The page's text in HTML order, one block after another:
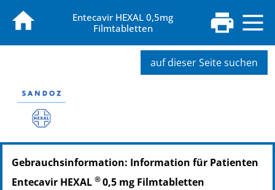
Entecavir HEXAL 0,5mg
Filmtabletten
auf dieser Seite suchen
PZN: 12422798
PPN: 111242279839
NTIN: 04150124227985
Gebrauchsinformation: Information für Patienten
Entecavir HEXAL ®0,5 mg Filmtabletten